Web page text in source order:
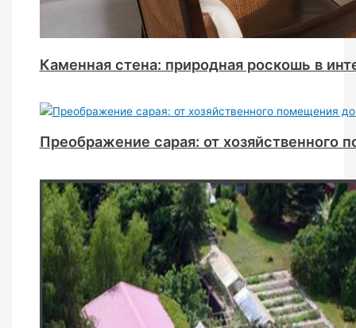
Каменная стена: природная роскошь в
Преображение сарая: от хозяйственного